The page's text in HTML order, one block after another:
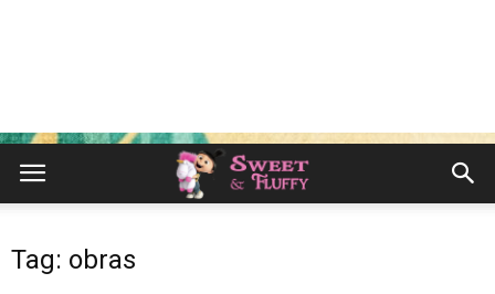
Tag: obras